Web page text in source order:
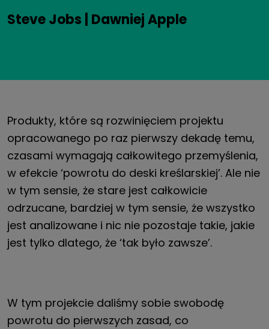
Steve Jobs | Dawniej Apple
Produkty, które są rozwinięciem projektu
opracowanego po raz pierwszy dekadę temu,
czasami wymagają całkowitego przemyślenia,
w efekcie ‘powrotu do deski kreślarskiej’. Ale nie
w tym sensie, że stare jest całkowicie
odrzucane, bardziej w tym sensie, że wszystko
jest analizowane i nic nie pozostaje takie, jakie
jest tylko dlatego, że ‘tak było zawsze’.
W tym projekcie daliśmy sobie swobodę
powrotu do pierwszych zasad, co